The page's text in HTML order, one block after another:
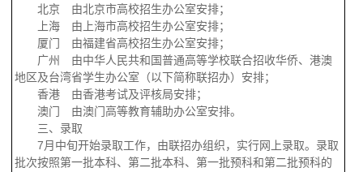
北京 由北京市高校招生办公室安排；
上海 由上海市高校招生办公室安排；
厦门 由福建省高校招生办公室安排；
广州 由中华人民共和国普通高等学校联合招收华侨、港澳
地区及台湾省学生办公室（以下简称联招办）安排；
香港 由香港考试及评核局安排；
澳门 由澳门高等教育辅助办公室安排。
三、录取
7月中旬开始录取工作，由联招办组织，实行网上录取。录取
批次按照第一批本科、第二批本科、第一批预科和第二批预科的